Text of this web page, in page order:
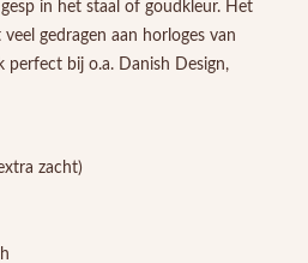
in het staal of goudkleur. Het
gedragen aan horloges van
perfect bij o.a. Danish Design,
zacht)